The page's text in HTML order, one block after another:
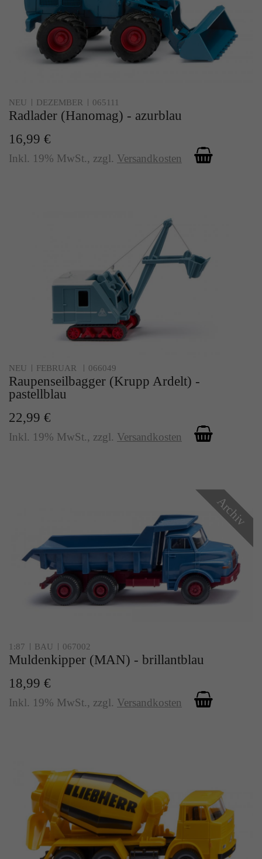
NEU DEZEMBER 065111
Radlader (Hanomag) - azurblau
16,99 €
Inkl. 19% MwSt., zzgl. Versandkosten
NEU FEBRUAR 066049
Raupenseilbagger (Krupp Ardelt) -
pastellblau
22,99 €
Inkl. 19% MwSt., zzgl. Versandkosten
Archiv
1:87 BAU 067002
Muldenkipper (MAN) - brillantblau
18,99 €
Inkl. 19% MwSt., zzgl. Versandkosten